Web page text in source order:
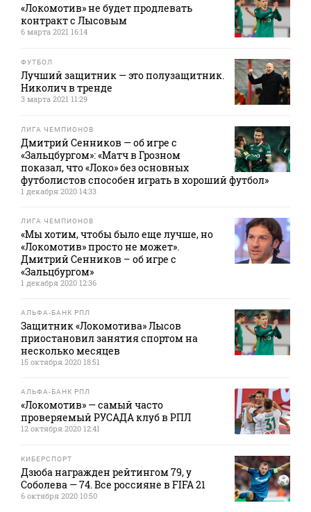
«Локомотив» не будет продлевать
контракт с Лысовым
6 марта 2021 16:14
ФУТБОЛ
Лучший защитник — это полузащитник.
Николич в тренде
3 марта 2021 11:29
ЛИГА ЧЕМПИОНОВ
Дмитрий Сенников — об игре с
«Зальцбургом»: «Матч в Грозном
показал, что «Локо» без основных
футболистов способен играть в хороший футбол»
1 декабря 2020 14:33
ЛИГА ЧЕМПИОНОВ
«Мы хотим, чтобы было еще лучше, но
«Локомотив» просто не может».
Дмитрий Сенников – об игре с
«Зальцбургом»
1 декабря 2020 12:36
АЛЬФА-БАНК РПЛ
Защитник «Локомотива» Лысов
приостановил занятия спортом на
несколько месяцев
15 октября 2020 18:51
АЛЬФА-БАНК РПЛ
«Локомотив» — самый часто
проверяемый РУСАДА клуб в РПЛ
12 октября 2020 12:41
КИБЕРСПОРТ
Дзюба награжден рейтингом 79, у
Соболева — 74. Все россияне в FIFA 21
6 октября 2020 10:50